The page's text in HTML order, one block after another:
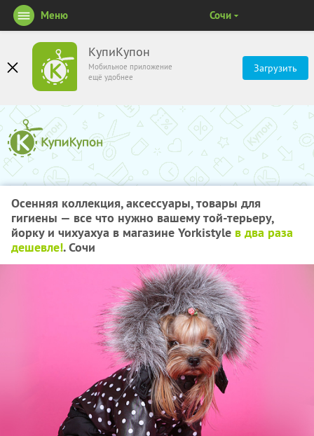
КупиКупон
Мобильное приложение
ещё удобнее
Загрузить
Меню Сочи
Осенняя коллекция, аксессуары, товары для
гигиены — все что нужно вашему той-терьеру,
йорку и чихуахуа в магазине Yorkistyle в два раза
дешевле!. Сочи